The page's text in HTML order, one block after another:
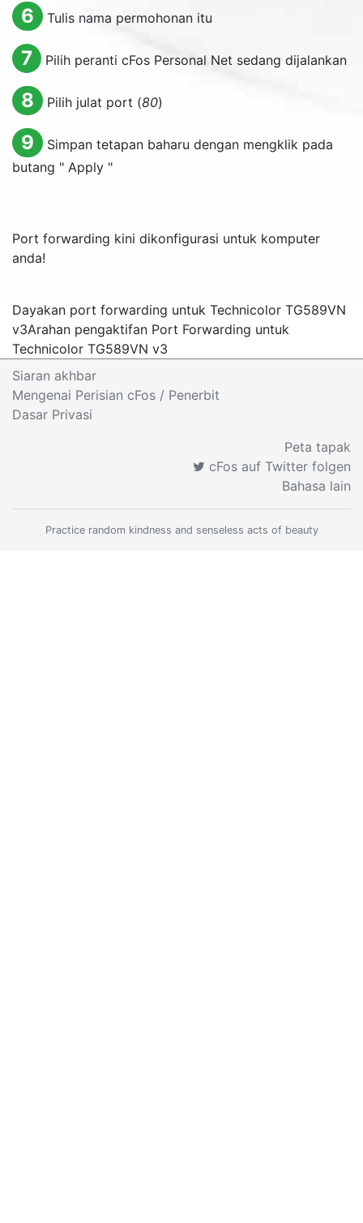
6 Tulis nama permohonan itu
7 Pilih peranti cFos Personal Net sedang dijalankan
8 Pilih julat port (80)
9
Simpan tetapan baharu dengan mengklik pada
butang " Apply "
Port forwarding kini dikonfigurasi untuk komputer
anda!
Dayakan port forwarding untuk Technicolor TG589VN
v3Arahan pengaktifan Port Forwarding untuk
Technicolor TG589VN v3
Siaran akhbar
Mengenai Perisian cFos / Penerbit
Dasar Privasi
Peta tapak
cFos auf Twitter folgen
Bahasa lain
Practice random kindness and senseless acts of beauty